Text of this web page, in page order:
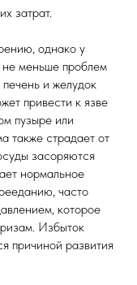
затрат.
однако у
меньше проблем
и желудок
привести к язве
пузыре или
также страдает от
засоряются
нормальное
часто
которое
Избыток
причиной развития